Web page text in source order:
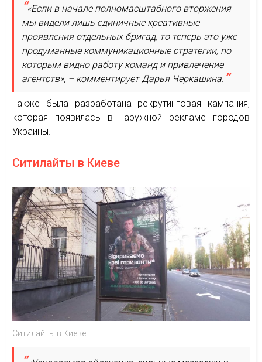
«Если в начале полномасштабного вторжения
мы видели лишь единичные креативные
проявления отдельных бригад, то теперь это уже
продуманные коммуникационные стратегии, по
которым видно работу команд и привлечение
агентств», – комментирует Дарья Черкашина.
Также была разработана рекрутинговая кампания,
которая появилась в наружной рекламе городов
Украины.
Ситилайты в Киеве
Ситилайты в Киеве